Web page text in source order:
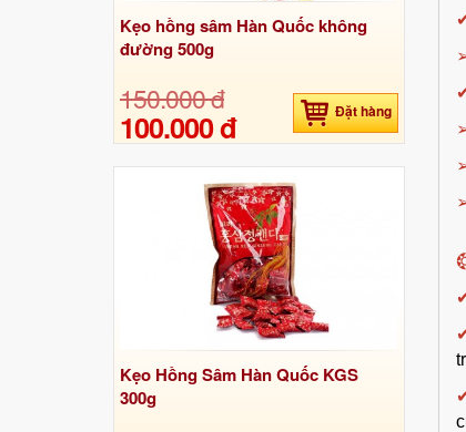
Kẹo hồng sâm Hàn Quốc không
đường 500g
150.000 đ
100.000 đ Đặt hàng
Kẹo Hồng Sâm Hàn Quốc KGS
300g